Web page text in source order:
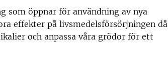
som öppnar för användning av nya
effekter på livsmedelsförsörjningen då
och anpassa våra grödor för ett